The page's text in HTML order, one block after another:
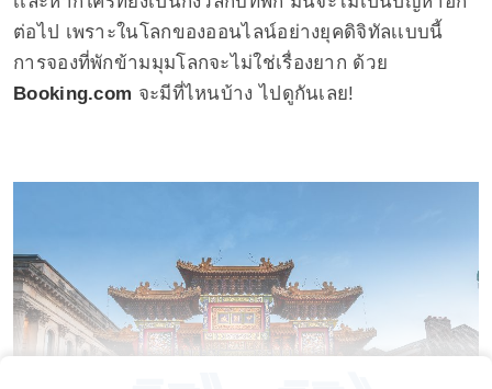
ต่อไป เพราะในโลกของออนไลน์อย่างยุคดิจิทัลเเบบนี้
การจองที่พักข้ามมุมโลกจะไม่ใช่เรื่องยาก ด้วย
Booking.com จะมีที่ไหนบ้าง ไปดูกันเลย!